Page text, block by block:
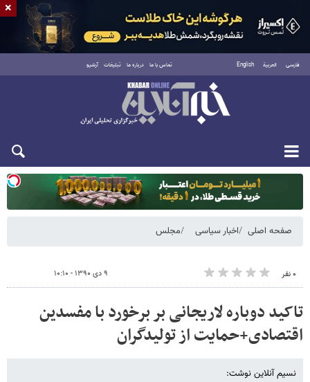
فارسی العربية English تماس با ما درباره ما تبلیغات آرشیو
یکشنبه ۱۸ مرداد ۱۴۰۵
صفحه اصلی اخبار سیاسی مجلس
۰ نفر ۹ دی ۱۳۹۰ - ۱۰:۱۰
تاکید دوباره لاریجانی بر برخورد با مفسدین
اقتصادی+حمایت از تولیدگران
نسیم آنلاین نوشت:
×